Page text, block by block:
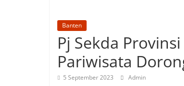
Banten
Pj Sekda
Pariwisata
5 September 2023 Admin